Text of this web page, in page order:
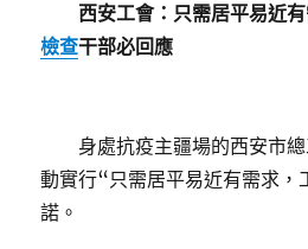
西安工會： 只需居平易近
檢查干部必回應
身處抗疫主疆場的西安市總
動實行“只需居平易近有需求，
諾。